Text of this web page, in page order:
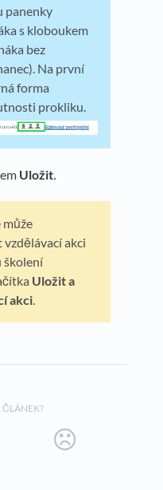
panenky
s kloboukem
bez
Na první
forma
prokliku.
Uložit
může
akci
školení
Uložit a
akci
ČLÁNEK?